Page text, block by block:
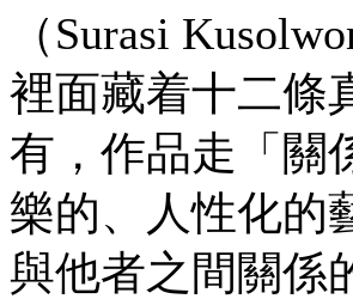
（Surasi
裡面藏着十二條
有，作品走「關
樂的、人性化的
與他者之間關係